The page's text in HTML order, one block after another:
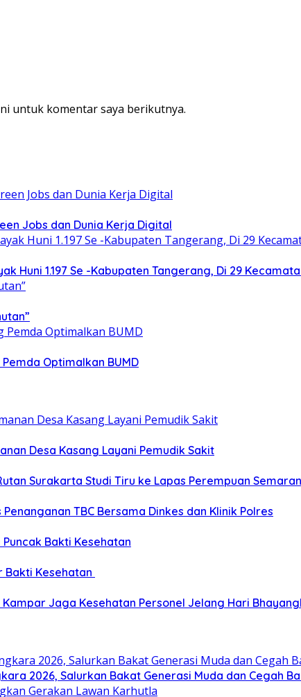
untuk komentar saya berikutnya.
Jobs dan Dunia Kerja Digital
Huni 1.197 Se -Kabupaten Tangerang, Di 29
Optimalkan BUMD
Desa Kasang Layani Pemudik Sakit
Surakarta Studi Tiru ke Lapas Perempuan
TBC Bersama Dinkes dan Klinik Polres
Bakti Kesehatan
Bakti Kesehatan
Jaga Kesehatan Personel Jelang Hari
2026, Salurkan Bakat Generasi Muda dan Cegah